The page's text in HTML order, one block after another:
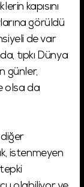
kapısını
görüldü
de var
tıpkı Dünya
günler,
olsa da
diğer
istenmeyen